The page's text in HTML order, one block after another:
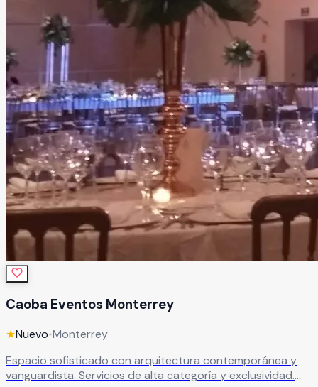
Caoba Eventos Monterrey
★Nuevo•Monterrey
Espacio sofisticado con arquitectura contemporánea y
vanguardista. Servicios de alta categoría y exclusividad.